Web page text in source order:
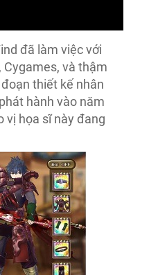
đã làm việc với
Cygames, và thậm
thiết kế nhân
hành vào năm
vị họa sĩ này đang